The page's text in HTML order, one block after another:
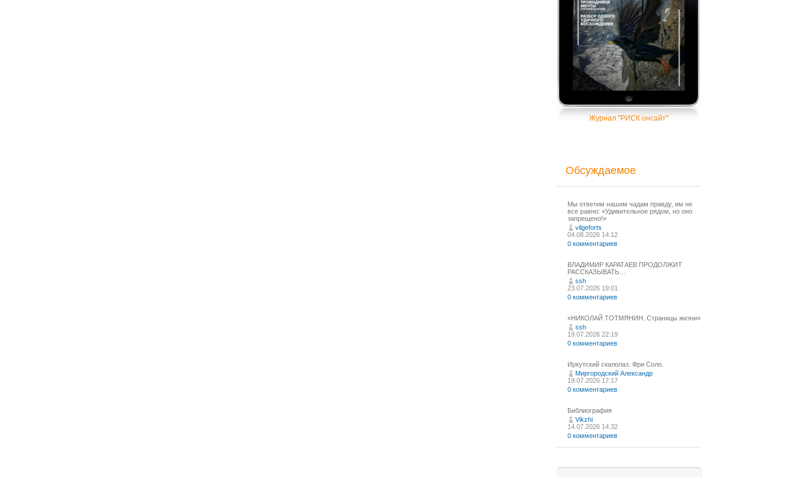
Журнал "РИСК онсайт"
Обсуждаемое
Мы ответим нашим чадам правду, им не
все равно: «Удивительное рядом, но оно
запрещено!»
vilgeforts
04.08.2026 14:12
0 комментариев
ВЛАДИМИР КАРАТАЕВ ПРОДОЛЖИТ
РАССКАЗЫВАТЬ…
ssh
23.07.2026 19:01
0 комментариев
«НИКОЛАЙ ТОТМЯНИН. Страницы жизни»
ssh
19.07.2026 22:19
0 комментариев
Иркутский скалолаз. Фри Соло.
Миргородский Александр
19.07.2026 17:17
0 комментариев
Библиография
Vikzhi
14.07.2026 14:32
0 комментариев